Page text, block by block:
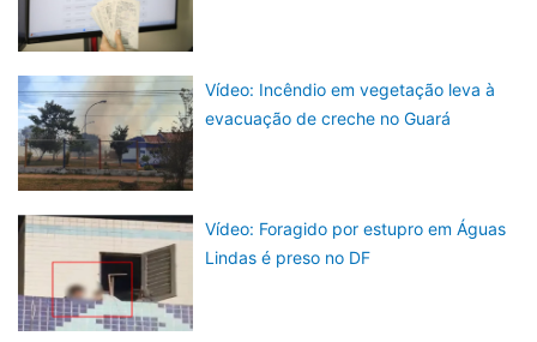
Vídeo: Incêndio em vegetação leva à
evacuação de creche no Guará
Vídeo: Foragido por estupro em Águas
Lindas é preso no DF